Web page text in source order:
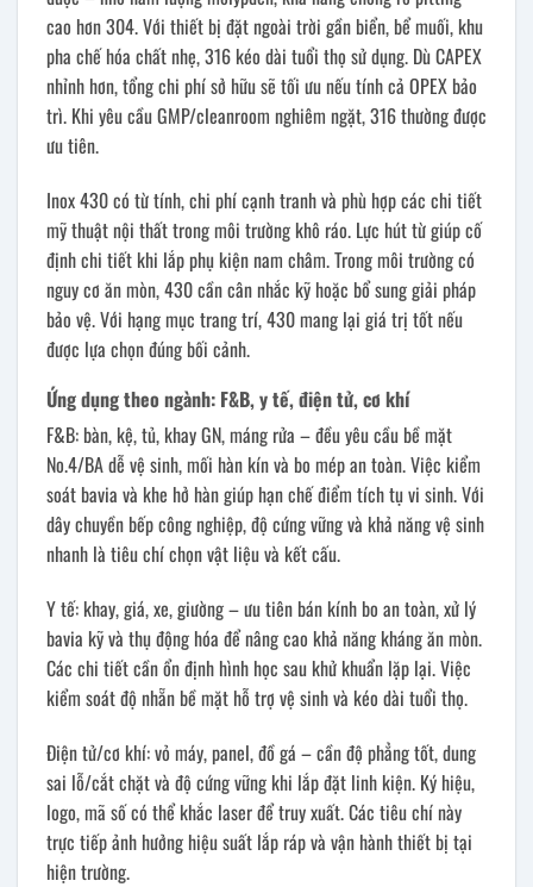
cao hơn 304. Với thiết bị đặt ngoài trời gần biển, bể muối, khu
pha chế hóa chất nhẹ, 316 kéo dài tuổi thọ sử dụng. Dù CAPEX
nhỉnh hơn, tổng chi phí sở hữu sẽ tối ưu nếu tính cả OPEX bảo
trì. Khi yêu cầu GMP/cleanroom nghiêm ngặt, 316 thường được
ưu tiên.
Inox 430 có từ tính, chi phí cạnh tranh và phù hợp các chi tiết
mỹ thuật nội thất trong môi trường khô ráo. Lực hút từ giúp cố
định chi tiết khi lắp phụ kiện nam châm. Trong môi trường có
nguy cơ ăn mòn, 430 cần cân nhắc kỹ hoặc bổ sung giải pháp
bảo vệ. Với hạng mục trang trí, 430 mang lại giá trị tốt nếu
được lựa chọn đúng bối cảnh.
Ứng dụng theo ngành: F&B, y tế, điện tử, cơ khí
F&B: bàn, kệ, tủ, khay GN, máng rửa – đều yêu cầu bề mặt
No.4/BA dễ vệ sinh, mối hàn kín và bo mép an toàn. Việc kiểm
soát bavia và khe hở hàn giúp hạn chế điểm tích tụ vi sinh. Với
dây chuyền bếp công nghiệp, độ cứng vững và khả năng vệ sinh
nhanh là tiêu chí chọn vật liệu và kết cấu.
Y tế: khay, giá, xe, giường – ưu tiên bán kính bo an toàn, xử lý
bavia kỹ và thụ động hóa để nâng cao khả năng kháng ăn mòn.
Các chi tiết cần ổn định hình học sau khử khuẩn lặp lại. Việc
kiểm soát độ nhẵn bề mặt hỗ trợ vệ sinh và kéo dài tuổi thọ.
Điện tử/cơ khí: vỏ máy, panel, đồ gá – cần độ phẳng tốt, dung
sai lỗ/cắt chặt và độ cứng vững khi lắp đặt linh kiện. Ký hiệu,
logo, mã số có thể khắc laser để truy xuất. Các tiêu chí này
trực tiếp ảnh hưởng hiệu suất lắp ráp và vận hành thiết bị tại
hiện trường.